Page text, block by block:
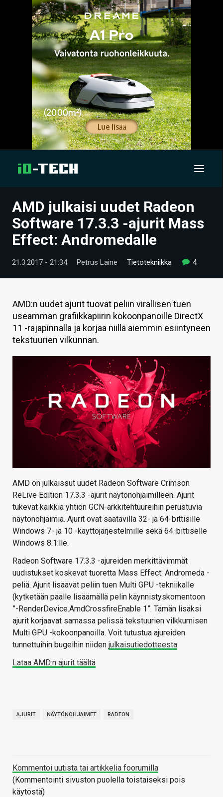
UUTISET
ARTIKKELIT
VIDEOT
TECHBBS
TIETOA
HINTA.FI
KAUPPA
HAKU
AMD julkaisi uudet Radeon
Software 17.3.3 -ajurit Mass
Effect: Andromedalle
21.3.2017 - 21:34 Petrus Laine Tietotekniikka 4
AMD:n uudet ajurit tuovat peliin virallisen tuen
useamman grafiikkapiirin kokoonpanoille DirectX
11 -rajapinnalla ja korjaa niillä aiemmin esiintyneen
tekstuurien vilkunnan.
AMD on julkaissut uudet Radeon Software Crimson
ReLive Edition 17.3.3 -ajurit näytönohjaimilleen. Ajurit
tukevat kaikkia yhtiön GCN-arkkitehtuureihin perustuvia
näytönohjaimia. Ajurit ovat saatavilla 32- ja 64-bittisille
Windows 7- ja 10 -käyttöjärjestelmille sekä 64-bittiselle
Windows 8.1:lle.
Radeon Software 17.3.3 -ajureiden merkittävimmät
uudistukset koskevat tuoretta Mass Effect: Andromeda -
peliä. Ajurit lisäävät peliin tuen Multi GPU -tekniikalle
(kytketään päälle lisäämällä pelin käynnistyskomentoon
”-RenderDevice.AmdCrossfireEnable 1”. Tämän lisäksi
ajurit korjaavat samassa pelissä tekstuurien vilkkumisen
Multi GPU -kokoonpanoilla. Voit tutustua ajureiden
tunnettuihin bugeihin niiden julkaisutiedotteesta.
Lataa AMD:n ajurit täältä
AJURIT NÄYTÖNOHJAIMET RADEON
Kommentoi uutista tai artikkelia foorumilla
(Kommentointi sivuston puolella toistaiseksi pois
käytöstä)